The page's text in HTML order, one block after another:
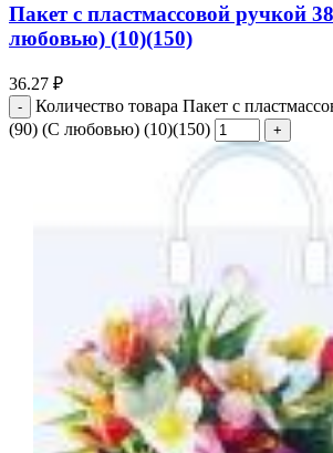
Пакет с пластмассовой ручкой
любовью) (10)(150)
36.27 ₽
Количество товара Пакет с
(90) (С любовью) (10)(150)